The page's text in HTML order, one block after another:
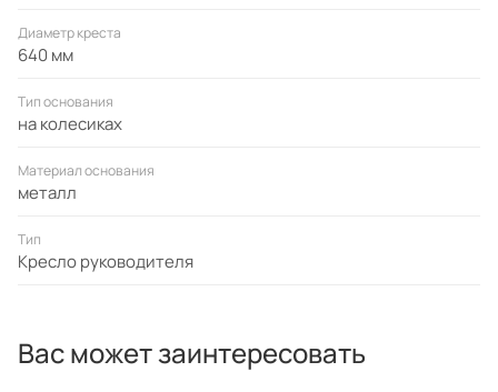
Диаметр креста
640 мм
Тип основания
на колесиках
Материал основания
металл
Тип
Кресло руководителя
Вас может заинтересовать